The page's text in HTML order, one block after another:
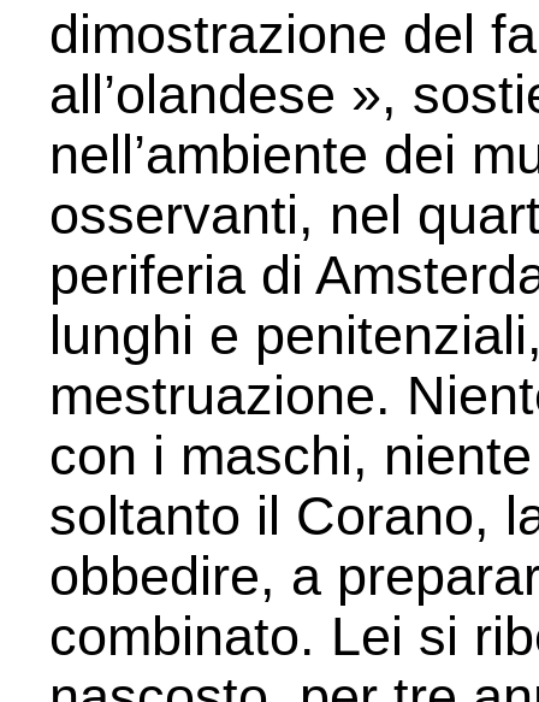
dimostrazione del
all’olandese »,
nell’ambiente dei
osservanti, nel
periferia di
lunghi e
mestruazione.
con i maschi,
soltanto il Corano,
obbedire, a
combinato. Lei si